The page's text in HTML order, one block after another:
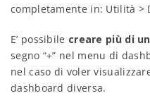
completamente in: Utilità >
E’ possibile creare più di
segno “+” nel menu di
nel caso di voler
dashboard diversa.